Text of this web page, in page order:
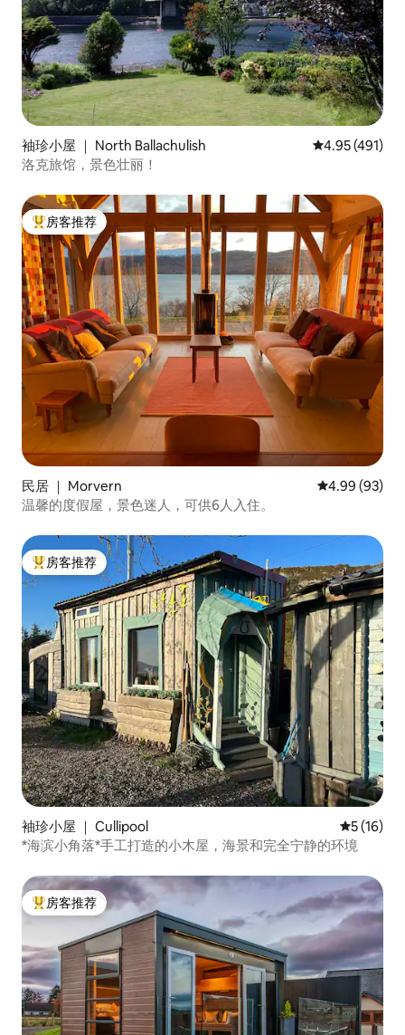
袖珍小屋 ｜ North Ballachulish 平均评分 4.95
4.95 (491)
洛克旅馆，景色壮丽！
热门「房客推荐」
房客推荐
民居 ｜ Morvern 平均评分 4.99
4.99 (93)
温馨的度假屋，景色迷人，可供6人入住。
热门「房客推荐」
房客推荐
袖珍小屋 ｜ Cullipool 平均评分
5 (16)
*海滨小角落*手工打造的小木屋，海景和完全宁静的环境
热门「房客推荐」
房客推荐